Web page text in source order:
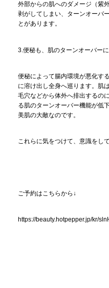
外部からの肌へのダメージ（紫
剥がしてしまい、ターンオーバ
とがあります。
3.便秘も、肌のターンオーバー
便秘によって腸内環境が悪化す
に溶け出し全身へ巡ります。肌
毛穴などから体外へ排出するの
る肌のターンオーバー機能が低
美肌の大敵なのです。
これらに気をつけて、意識をし
ご予約はこちらから↓
https://beauty.hotpepper.jp/kr/